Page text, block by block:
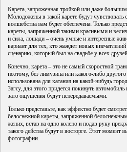
Карета, запряженная тройкой или даже
Молодожены в такой карете будут
волшебства вам будет обеспечена. Только
кареты, запряженной такими красивыми и
и сила, лошади – очень умные и интересные
вариант для тех, кто жаждет новых
сценарию, который был на свадьбе у всех
Конечно, карета – это не самый скоростной
поэтому, без лимузина или какого-либо
использована для катания на какой-нибудь
Загсу, для этого придется покинуть
зато ощущения будут непередаваемыми.
Только представьте, как эффектно будет
белоснежной кареты, запряженной
жених, встав на одно колено и подав руку
такого действа будут в восторге. Этот момент
фотографии.